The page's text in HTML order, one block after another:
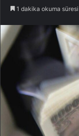
1 dakika okuma süresi